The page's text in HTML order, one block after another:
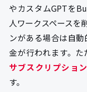
やカスタムGPTを
人ワークスペースを
ンがある場合は自
金が行われます。た
サブスクリプショ
す。